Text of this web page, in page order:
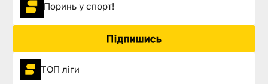
Поринь у спорт!
Підпишись
ТОП ліги